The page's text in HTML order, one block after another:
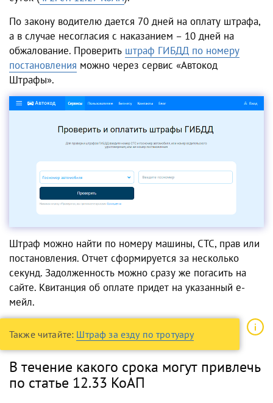
По закону водителю дается 70 дней на оплату штрафа,
а в случае несогласия с наказанием – 10 дней на
обжалование. Проверить штраф ГИБДД по номеру
постановления можно через сервис «Автокод
Штрафы».
Штраф можно найти по номеру машины, СТС, прав или
постановления. Отчет сформируется за несколько
секунд. Задолженность можно сразу же погасить на
сайте. Квитанция об оплате придет на указанный е-
мейл.
Также читайте: Штраф за езду по тротуару
В течение какого срока могут привлечь
по статье 12.33 КоАП